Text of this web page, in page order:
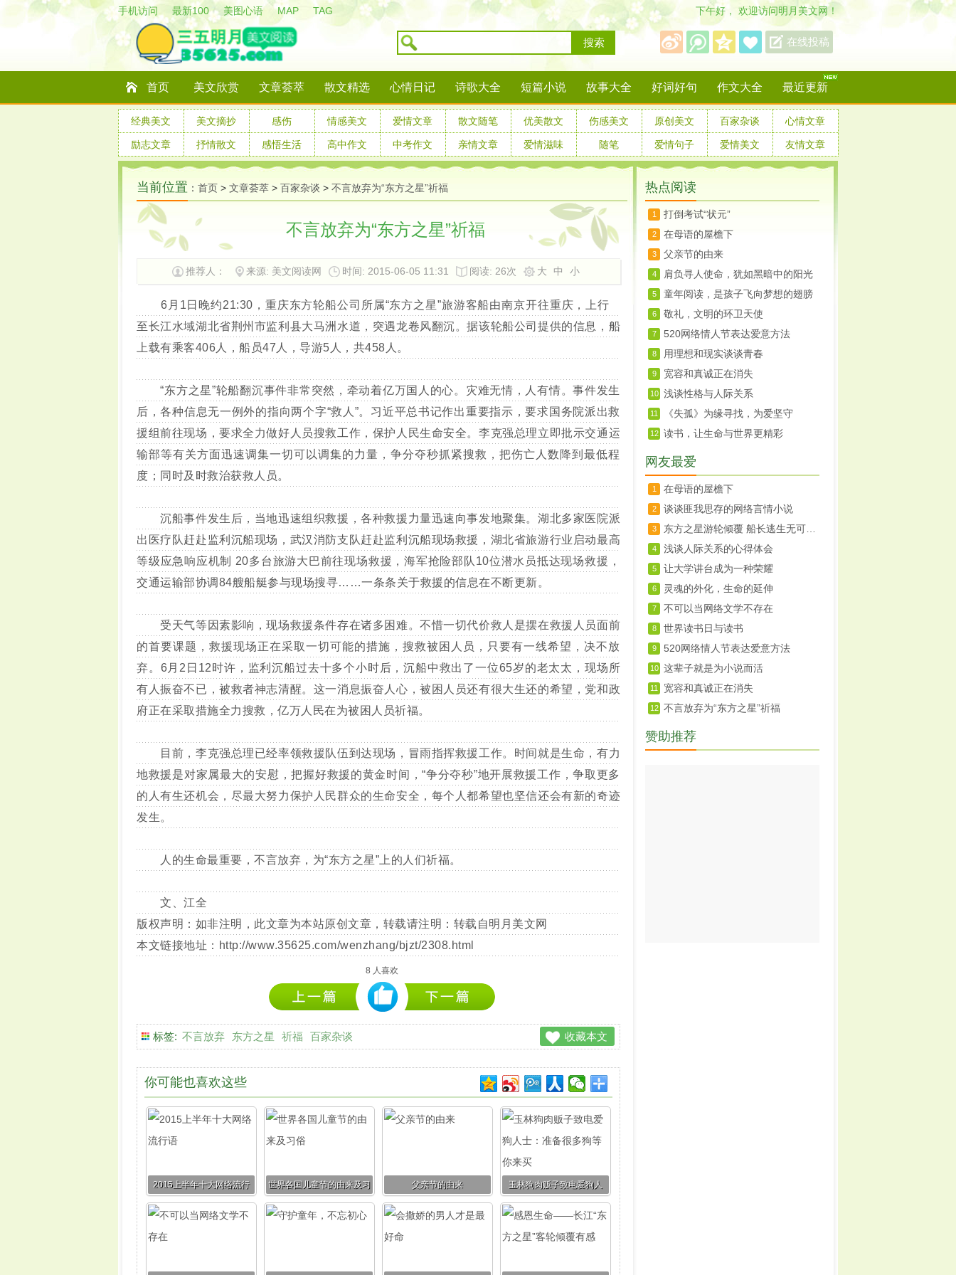
手机访问 最新100 美图心语 MAP TAG
下午好， 欢迎访问明月美文网！
保存到桌面
搜索
在线投稿
首页 美文欣赏 文章荟萃 散文精选 心情日记 诗歌大全 短篇小说 故事大全 好词好句 作文大全 最近更新
经典美文 美文摘抄 感伤 情感美文 爱情文章 散文随笔 优美散文 伤感美文 原创美文 百家杂谈 心情文章
励志文章 抒情散文 感悟生活 高中作文 中考作文 亲情文章 爱情滋味 随笔 爱情句子 爱情美文 友情文章
当前位置 ： 首页 > 文章荟萃 > 百家杂谈 > 不言放弃为“东方之星”祈福
不言放弃为“东方之星”祈福
推荐人： 来源: 美文阅读网 时间: 2015-06-05 11:31 阅读: 26次 大 中 小
6月1日晚约21:30，重庆东方轮船公司所属“东方之星”旅游客船由南京开往重庆，上行
至长江水域湖北省荆州市监利县大马洲水道，突遇龙卷风翻沉。据该轮船公司提供的信息，船
上载有乘客406人，船员47人，导游5人，共458人。
“东方之星”轮船翻沉事件非常突然，牵动着亿万国人的心。灾难无情，人有情。事件发生
后，各种信息无一例外的指向两个字“救人”。习近平总书记作出重要指示，要求国务院派出救
援组前往现场，要求全力做好人员搜救工作，保护人民生命安全。李克强总理立即批示交通运
输部等有关方面迅速调集一切可以调集的力量，争分夺秒抓紧搜救，把伤亡人数降到最低程
度；同时及时救治获救人员。
沉船事件发生后，当地迅速组织救援，各种救援力量迅速向事发地聚集。湖北多家医院派
出医疗队赶赴监利沉船现场，武汉消防支队赶赴监利沉船现场救援，湖北省旅游行业启动最高
等级应急响应机制 20多台旅游大巴前往现场救援，海军抢险部队10位潜水员抵达现场救援，
交通运输部协调84艘船艇参与现场搜寻……一条条关于救援的信息在不断更新。
受天气等因素影响，现场救援条件存在诸多困难。不惜一切代价救人是摆在救援人员面前
的首要课题，救援现场正在采取一切可能的措施，搜救被困人员，只要有一线希望，决不放
弃。6月2日12时许，监利沉船过去十多个小时后，沉船中救出了一位65岁的老太太，现场所
有人振奋不已，被救者神志清醒。这一消息振奋人心，被困人员还有很大生还的希望，党和政
府正在采取措施全力搜救，亿万人民在为被困人员祈福。
目前，李克强总理已经率领救援队伍到达现场，冒雨指挥救援工作。时间就是生命，有力
地救援是对家属最大的安慰，把握好救援的黄金时间，“争分夺秒”地开展救援工作，争取更多
的人有生还机会，尽最大努力保护人民群众的生命安全，每个人都希望也坚信还会有新的奇迹
发生。
人的生命最重要，不言放弃，为“东方之星”上的人们祈福。
文、江全
版权声明：如非注明，此文章为本站原创文章，转载请注明：转载自明月美文网
本文链接地址： http://www.35625.com/wenzhang/bjzt/2308.html
8 人喜欢
标签: 不言放弃 东方之星 祈福 百家杂谈 收藏本文
你可能也喜欢这些
2015上半年十大网络流行
语
世界各国儿童节的由来及习
俗
父亲节的由来
玉林狗肉贩子致电爱狗人
士：准备很多狗等你来买
热点阅读
1 打倒考试“状元”
2 在母语的屋檐下
3 父亲节的由来
4 肩负寻人使命，犹如黑暗中的阳光
5 童年阅读，是孩子飞向梦想的翅膀
6 敬礼，文明的环卫天使
7 520网络情人节表达爱意方法
8 用理想和现实谈谈青春
9 宽容和真诚正在消失
10 浅谈性格与人际关系
11 《失孤》为缘寻找，为爱坚守
12 读书，让生命与世界更精彩
网友最爱
1 在母语的屋檐下
2 谈谈匪我思存的网络言情小说
3
4 浅谈人际关系的心得体会
5 让大学讲台成为一种荣耀
6 灵魂的外化，生命的延伸
7 不可以当网络文学不存在
8 世界读书日与读书
9 520网络情人节表达爱意方法
10 这辈子就是为小说而活
11 宽容和真诚正在消失
12 不言放弃为“东方之星”祈福
赞助推荐